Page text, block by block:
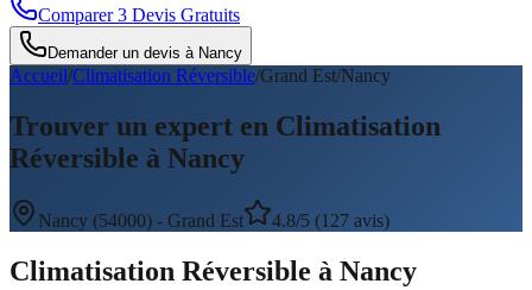
Comparer 3 Devis Gratuits
Demander un devis à Nancy
Accueil/Climatisation Réversible/Grand Est/Nancy
Trouver un expert en Climatisation
Réversible à Nancy
Nancy (54000) - Grand Est 4.8/5 (127 avis)
Climatisation Réversible à Nancy